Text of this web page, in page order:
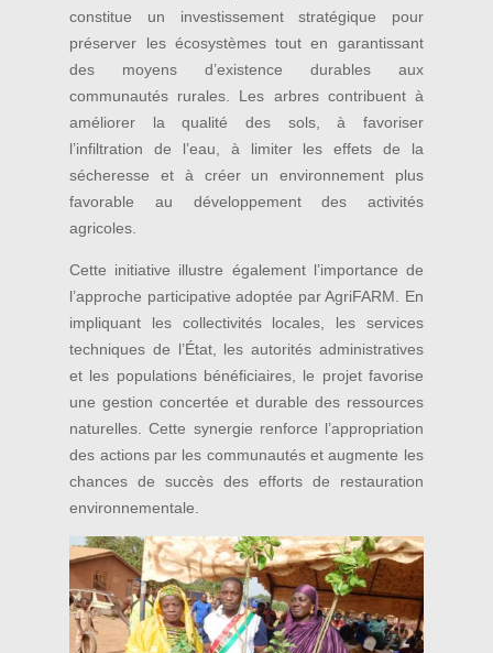
constitue un investissement stratégique pour
préserver les écosystèmes tout en garantissant
des moyens d’existence durables aux
communautés rurales. Les arbres contribuent à
améliorer la qualité des sols, à favoriser
l’infiltration de l’eau, à limiter les effets de la
sécheresse et à créer un environnement plus
favorable au développement des activités
agricoles.
Cette initiative illustre également l’importance de
l’approche participative adoptée par AgriFARM. En
impliquant les collectivités locales, les services
techniques de l’État, les autorités administratives
et les populations bénéficiaires, le projet favorise
une gestion concertée et durable des ressources
naturelles. Cette synergie renforce l’appropriation
des actions par les communautés et augmente les
chances de succès des efforts de restauration
environnementale.